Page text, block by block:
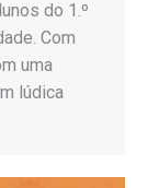
do 1.º
Com
uma
lúdica